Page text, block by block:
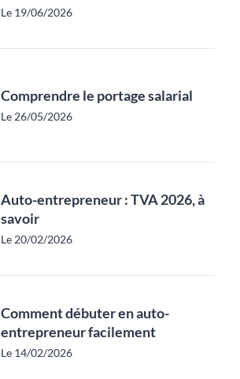
Le 19/06/2026
Comprendre le portage salarial
Le 26/05/2026
Auto-entrepreneur : TVA 2026, à
savoir
Le 20/02/2026
Comment débuter en auto-
entrepreneur facilement
Le 14/02/2026